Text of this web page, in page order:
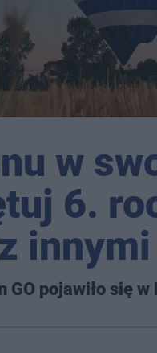
w
6.
pojawiło się